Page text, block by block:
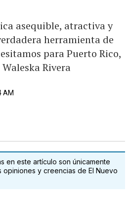
asequible, atractiva y
herramienta de
para Puerto Rico,
Rivera
AM
en este artículo son únicamente
opiniones y creencias de El Nuevo